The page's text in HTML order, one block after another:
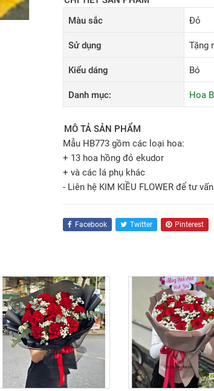
Màu sắc
Đỏ
Sử dụng Tặng
Kiểu dáng Bó
Danh mục: Hoa
MÔ TẢ SẢN PHẨM
Mẫu HB773 gồm các loại hoa:
+ 13 hoa hồng đỏ ekudor
+ và các lá phụ khác
- Liên hệ KIM KIỀU FLOWER để tư
Facebook Twitter Pinterest